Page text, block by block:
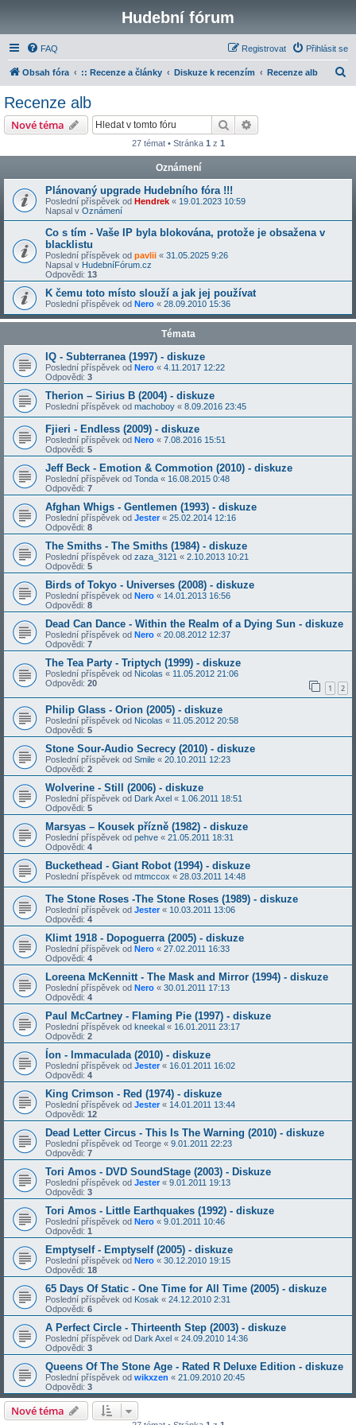
Hudební fórum
FAQ Přihlásit se
Registrovat
Obsah fóra :: Recenze a články Diskuze k recenzím Recenze alb
Recenze alb
Nové téma Hledat
27 témat • Stránka 1 z 1
Oznámení
Plánovaný upgrade Hudebního fóra !!!
Poslední příspěvek od Hendrek « 19.01.2023 10:59
Napsal v Oznámení
Co s tím - Vaše IP byla blokována, protože je obsažena v
blacklistu
Poslední příspěvek od pavlii « 31.05.2025 9:26
Napsal v HudebníFórum.cz
Odpovědi: 13
K čemu toto místo slouží a jak jej používat
Poslední příspěvek od Nero « 28.09.2010 15:36
Témata
IQ - Subterranea (1997) - diskuze
Poslední příspěvek od Nero « 4.11.2017 12:22
Odpovědi: 3
Therion – Sirius B (2004) - diskuze
Poslední příspěvek od machoboy « 8.09.2016 23:45
Fjieri - Endless (2009) - diskuze
Poslední příspěvek od Nero « 7.08.2016 15:51
Odpovědi: 5
Jeff Beck - Emotion & Commotion (2010) - diskuze
Poslední příspěvek od Tonda « 16.08.2015 0:48
Odpovědi: 7
Afghan Whigs - Gentlemen (1993) - diskuze
Poslední příspěvek od Jester« 25.02.2014 12:16
Odpovědi: 8
The Smiths - The Smiths (1984) - diskuze
Poslední příspěvek od zaza_3121 « 2.10.2013 10:21
Odpovědi: 5
Birds of Tokyo - Universes (2008) - diskuze
Poslední příspěvek od Nero « 14.01.2013 16:56
Odpovědi: 8
Dead Can Dance - Within the Realm of a Dying Sun - diskuze
Poslední příspěvek od Nero « 20.08.2012 12:37
Odpovědi: 7
The Tea Party - Triptych (1999) - diskuze
Poslední příspěvek od Nicolas « 11.05.2012 21:06
Odpovědi: 20 1 2
Philip Glass - Orion (2005) - diskuze
Poslední příspěvek od Nicolas « 11.05.2012 20:58
Odpovědi: 5
Stone Sour-Audio Secrecy (2010) - diskuze
Poslední příspěvek od Smile « 20.10.2011 12:23
Odpovědi: 2
Wolverine - Still (2006) - diskuze
Poslední příspěvek od Dark Axel « 1.06.2011 18:51
Odpovědi: 5
Marsyas – Kousek přízně (1982) - diskuze
Poslední příspěvek od pehve « 21.05.2011 18:31
Odpovědi: 4
Buckethead - Giant Robot (1994) - diskuze
Poslední příspěvek od mtmccox « 28.03.2011 14:48
The Stone Roses -The Stone Roses (1989) - diskuze
Poslední příspěvek od Jester« 10.03.2011 13:06
Odpovědi: 4
Klimt 1918 - Dopoguerra (2005) - diskuze
Poslední příspěvek od Nero « 27.02.2011 16:33
Odpovědi: 4
Loreena McKennitt - The Mask and Mirror (1994) - diskuze
Poslední příspěvek od Nero « 30.01.2011 17:13
Odpovědi: 4
Paul McCartney - Flaming Pie (1997) - diskuze
Poslední příspěvek od kneekal « 16.01.2011 23:17
Odpovědi: 2
Íon - Immaculada (2010) - diskuze
Poslední příspěvek od Jester« 16.01.2011 16:02
Odpovědi: 4
King Crimson - Red (1974) - diskuze
Poslední příspěvek od Jester« 14.01.2011 13:44
Odpovědi: 12
Dead Letter Circus - This Is The Warning (2010) - diskuze
Poslední příspěvek od Teorge « 9.01.2011 22:23
Odpovědi: 7
Tori Amos - DVD SoundStage (2003) - Diskuze
Poslední příspěvek od Jester« 9.01.2011 19:13
Odpovědi: 3
Tori Amos - Little Earthquakes (1992) - diskuze
Poslední příspěvek od Nero « 9.01.2011 10:46
Odpovědi: 1
Emptyself - Emptyself (2005) - diskuze
Poslední příspěvek od Nero « 30.12.2010 19:15
Odpovědi: 18
65 Days Of Static - One Time for All Time (2005) - diskuze
Poslední příspěvek od Kosak « 24.12.2010 2:31
Odpovědi: 6
A Perfect Circle - Thirteenth Step (2003) - diskuze
Poslední příspěvek od Dark Axel « 24.09.2010 14:36
Odpovědi: 3
Queens Of The Stone Age - Rated R Deluxe Edition - diskuze
Poslední příspěvek od wikxzen « 21.09.2010 20:45
Odpovědi: 3
Nové téma